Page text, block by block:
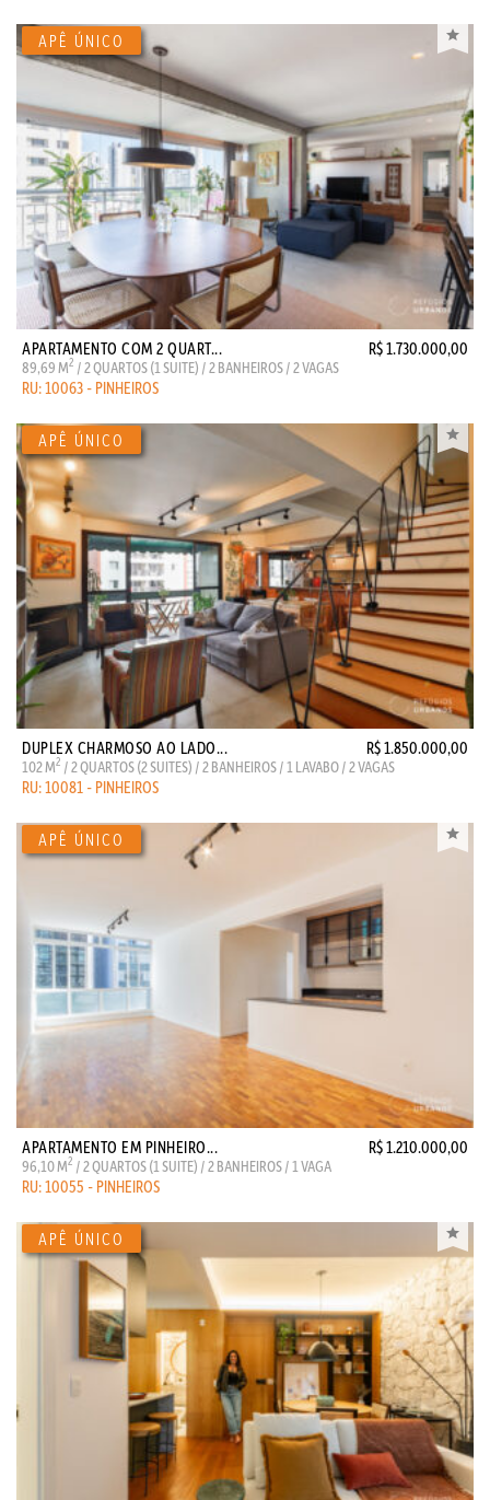
APARTAMENTO COM 2 QUART... R$ 1.730.000,00
89,69 M2 / 2 QUARTOS (1 SUITE) / 2 BANHEIROS / 2 VAGAS
RU: 10063 - PINHEIROS
DUPLEX CHARMOSO AO LADO... R$ 1.850.000,00
102 M2 / 2 QUARTOS (2 SUITES) / 2 BANHEIROS / 1 LAVABO / 2 VAGAS
RU: 10081 - PINHEIROS
APARTAMENTO EM PINHEIRO... R$ 1.210.000,00
96,10 M2 / 2 QUARTOS (1 SUITE) / 2 BANHEIROS / 1 VAGA
RU: 10055 - PINHEIROS